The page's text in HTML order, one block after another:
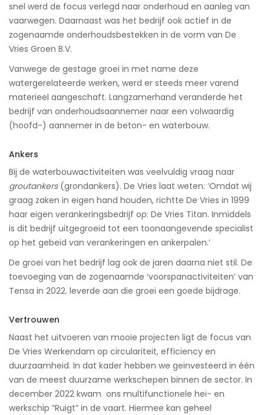
snel werd de focus verlegd naar onderhoud en aanleg van
vaarwegen. Daarnaast was het bedrijf ook actief in de
zogenaamde onderhoudsbestekken in de vorm van De
Vries Groen B.V.
Vanwege de gestage groei in met name deze
watergerelateerde werken, werd er steeds meer varend
materieel aangeschaft. Langzamerhand veranderde het
bedrijf van onderhoudsaannemer naar een volwaardig
(hoofd-) aannemer in de beton- en waterbouw.
Ankers
Bij de waterbouwactiviteiten was veelvuldig vraag naar
groutankers(grondankers). De Vries laat weten: ‘Omdat wij
graag zaken in eigen hand houden, richtte De Vries in 1999
haar eigen verankeringsbedrijf op: De Vries Titan. Inmiddels
is dit bedrijf uitgegroeid tot een toonaangevende specialist
op het gebeid van verankeringen en ankerpalen.’
De groei van het bedrijf lag ook de jaren daarna niet stil. De
toevoeging van de zogenaamde ‘voorspanactiviteiten’ van
Tensa in 2022. leverde aan die groei een goede bijdrage.
Vertrouwen
Naast het uitvoeren van mooie projecten ligt de focus van
De Vries Werkendam op circulariteit, efficiency en
duurzaamheid. In dat kader hebben we geïnvesteerd in één
van de meest duurzame werkschepen binnen de sector. In
december 2022 kwam ons multifunctionele hei- en
werkschip “Ruigt” in de vaart. Hiermee kan geheel